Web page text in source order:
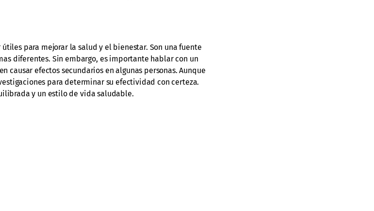
para mejorar la salud y el bienestar. Son una fuente
diferentes. Sin embargo, es importante hablar con un
causar efectos secundarios en algunas personas. Aunque
para determinar su efectividad con certeza.
y un estilo de vida saludable.